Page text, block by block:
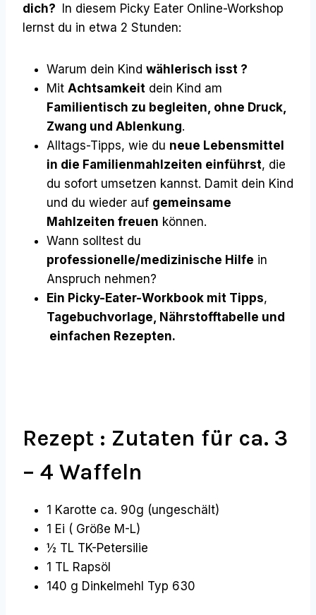
dich? In diesem Picky Eater Online-Workshop
lernst du in etwa 2 Stunden:
Warum dein Kind wählerisch isst ?
Mit Achtsamkeit dein Kind am
Familientisch zu begleiten, ohne Druck,
Zwang und Ablenkung.
Alltags-Tipps, wie du neue Lebensmittel
in die Familienmahlzeiten einführst, die
du sofort umsetzen kannst. Damit dein Kind
und du wieder auf gemeinsame
Mahlzeiten freuen können.
Wann solltest du
professionelle/medizinische Hilfe in
Anspruch nehmen?
Ein Picky-Eater-Workbook mit Tipps,
Tagebuchvorlage, Nährstofftabelle und
einfachen Rezepten.
Rezept : Zutaten für ca. 3
– 4 Waffeln
1 Karotte ca. 90g (ungeschält)
1 Ei ( Größe M-L)
½ TL TK-Petersilie
1 TL Rapsöl
140 g Dinkelmehl Typ 630